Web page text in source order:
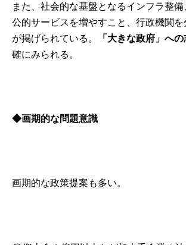
また、社会的な基盤となるインフラ整
公的サービスを増やすこと、行政機関
が掲げられている。
「大きな政府」へ
確にみられる。
◆画期的な問題意識
画期的な政策提案も多い。